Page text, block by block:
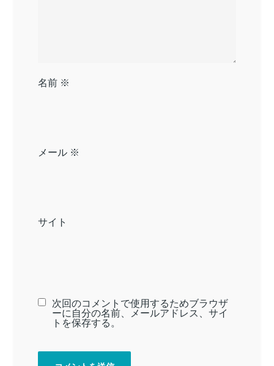
名前 ※
メール ※
サイト
次回のコメントで使用するためブラウザ
ーに自分の名前、メールアドレス、サイ
トを保存する。